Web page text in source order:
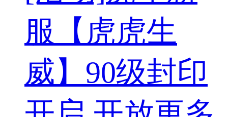
服【虎虎生
威】90级封印